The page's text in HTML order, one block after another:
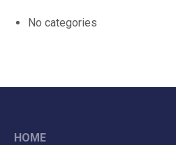
No categories
HOME